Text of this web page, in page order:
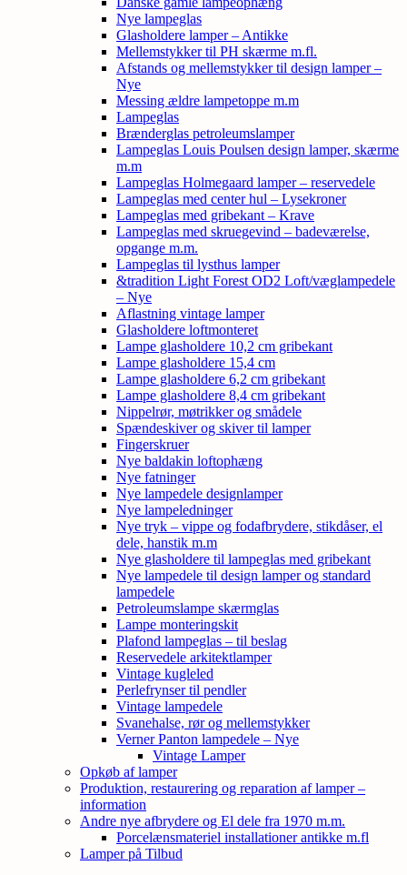
Nye lampeglas
Glasholdere lamper – Antikke
Mellemstykker til PH skærme m.fl.
Afstands og mellemstykker til design lamper –
Nye
Messing ældre lampetoppe m.m
Lampeglas
Brænderglas petroleumslamper
Lampeglas Louis Poulsen design lamper, skærme
m.m
Lampeglas Holmegaard lamper – reservedele
Lampeglas med center hul – Lysekroner
Lampeglas med gribekant – Krave
Lampeglas med skruegevind – badeværelse,
opgange m.m.
Lampeglas til lysthus lamper
&tradition Light Forest OD2 Loft/væglampedele
– Nye
Aflastning vintage lamper
Glasholdere loftmonteret
Lampe glasholdere 10,2 cm gribekant
Lampe glasholdere 15,4 cm
Lampe glasholdere 6,2 cm gribekant
Lampe glasholdere 8,4 cm gribekant
Nippelrør, møtrikker og smådele
Spændeskiver og skiver til lamper
Fingerskruer
Nye baldakin loftophæng
Nye fatninger
Nye lampedele designlamper
Nye lampeledninger
Nye tryk – vippe og fodafbrydere, stikdåser, el
dele, hanstik m.m
Nye glasholdere til lampeglas med gribekant
Nye lampedele til design lamper og standard
lampedele
Petroleumslampe skærmglas
Lampe monteringskit
Plafond lampeglas – til beslag
Reservedele arkitektlamper
Vintage kugleled
Perlefrynser til pendler
Vintage lampedele
Svanehalse, rør og mellemstykker
Verner Panton lampedele – Nye
Vintage Lamper
Opkøb af lamper
Produktion, restaurering og reparation af lamper –
information
Andre nye afbrydere og El dele fra 1970 m.m.
Porcelænsmateriel installationer antikke m.fl
Lamper på Tilbud